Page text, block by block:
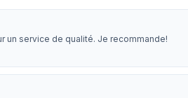
un service de qualité. Je recommande!